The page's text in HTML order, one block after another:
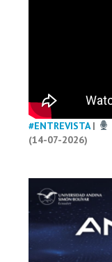
#ENTREVISTA|
(14-07-2026)